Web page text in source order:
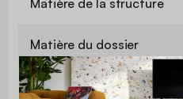
Matière du dossier
Revêtement de l'assise